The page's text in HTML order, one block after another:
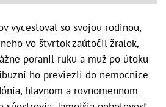
vycestoval so svojou rodinou,
vo štvrtok zaútočil žralok,
poranil ruku a muž po útoku
ho previezli do nemocnice
hlavnom a rovnomennom